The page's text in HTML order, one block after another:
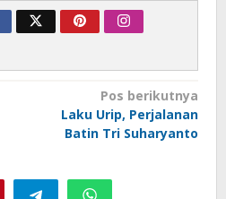
Pos berikutnya
Laku Urip, Perjalanan
Batin Tri Suharyanto